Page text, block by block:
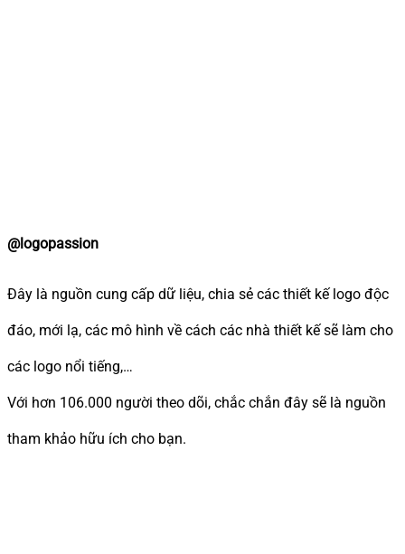
@logopassion
Đây là nguồn cung cấp dữ liệu, chia sẻ các thiết kế logo độc
đáo, mới lạ, các mô hình về cách các nhà thiết kế sẽ làm cho
các logo nổi tiếng,…
Với hơn 106.000 người theo dõi, chắc chắn đây sẽ là nguồn
tham khảo hữu ích cho bạn.